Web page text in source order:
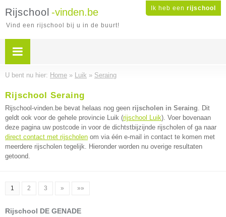
Ik heb een rijschool
Rijschool -vinden.be
Vind een rijschool bij u in de buurt!
U bent nu hier: Home » Luik » Seraing
Rijschool Seraing
Rijschool-vinden.be bevat helaas nog geen rijscholen in Seraing. Dit
geldt ook voor de gehele provincie Luik (rijschool Luik). Voer bovenaan
deze pagina uw postcode in voor de dichtstbijzijnde rijscholen of ga naar
direct contact met rijscholen om via één e-mail in contact te komen met
meerdere rijscholen tegelijk. Hieronder worden nu overige resultaten
getoond.
1 2 3 » »»
Rijschool DE GENADE